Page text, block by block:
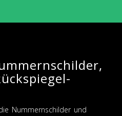
Nummernschilder und